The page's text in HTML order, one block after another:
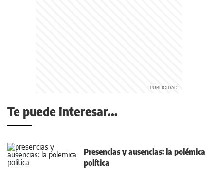
Te puede interesar...
Presencias y ausencias: la polémica
política